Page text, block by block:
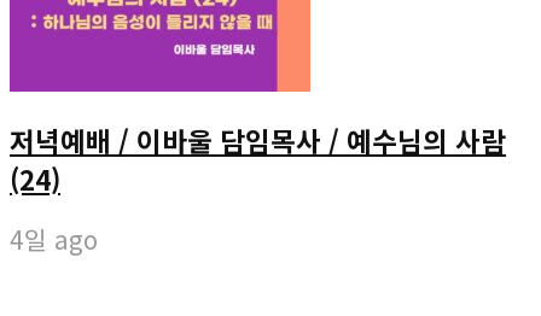
저녁예배 / 이바울 담임목사 / 예수님의 사람
(24)
4일 ago